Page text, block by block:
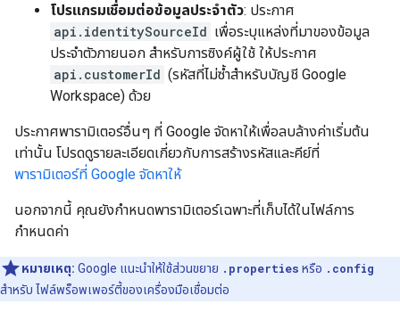
โปรแกรมเชื่อมต่อข้อมูลประจำตัว: ประกาศ
api.identitySourceId เพื่อระบุแหล่งที่มาของข้อมูล
ประจำตัวภายนอก สำหรับการซิงค์ผู้ใช้ ให้ประกาศ
api.customerId (รหัสที่ไม่ซ้ำสำหรับบัญชี Google
Workspace) ด้วย
ประกาศพารามิเตอร์อื่นๆ ที่ Google จัดหาให้เพื่อลบล้างค่าเริ่มต้น
เท่านั้น โปรดดูรายละเอียดเกี่ยวกับการสร้างรหัสและคีย์ที่
พารามิเตอร์ที่ Google จัดหาให้
นอกจากนี้ คุณยังกำหนดพารามิเตอร์เฉพาะที่เก็บได้ในไฟล์การ
กำหนดค่า
หมายเหตุ: Google แนะนำให้ใช้ส่วนขยาย .properties หรือ .config
สำหรับ ไฟล์พร็อพเพอร์ตี้ของเครื่องมือเชื่อมต่อ